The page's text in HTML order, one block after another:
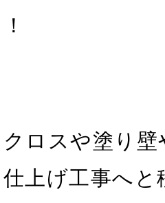
ロスや塗り
上げ工事へ